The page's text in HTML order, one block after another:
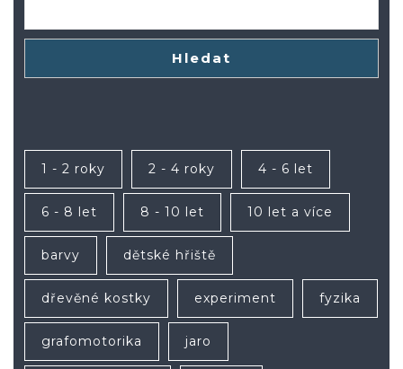
Hledat
1 - 2 roky 2 - 4 roky 4 - 6 let
6 - 8 let 8 - 10 let 10 let a více
barvy dětské hřiště
dřevěné kostky experiment fyzika
grafomotorika jaro